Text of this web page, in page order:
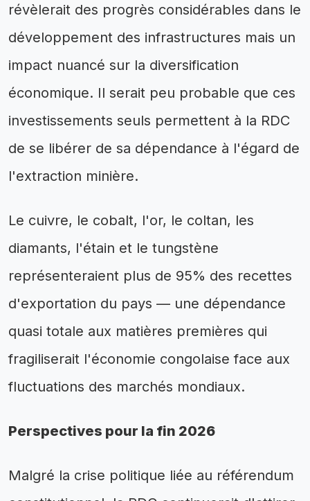
révèlerait des progrès considérables dans le
développement des infrastructures mais un
impact nuancé sur la diversification
économique. Il serait peu probable que ces
investissements seuls permettent à la RDC
de se libérer de sa dépendance à l'égard de
l'extraction minière.
Le cuivre, le cobalt, l'or, le coltan, les
diamants, l'étain et le tungstène
représenteraient plus de 95% des recettes
d'exportation du pays — une dépendance
quasi totale aux matières premières qui
fragiliserait l'économie congolaise face aux
fluctuations des marchés mondiaux.
Perspectives pour la fin 2026
Malgré la crise politique liée au référendum